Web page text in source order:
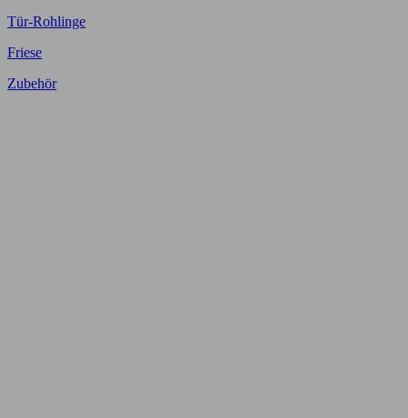
Tür-Rohlinge
Friese
Zubehör